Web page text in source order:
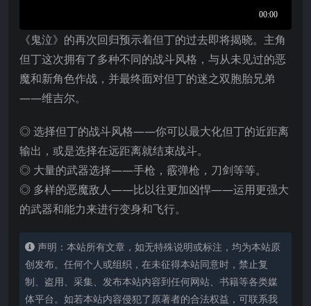
《鬼泣》的再次回归预示着但丁的过去即将揭晓。主角
但丁这次拥有了多种不同的战斗风格，与从未见过的恶
魔和新角色作战，并最终面对但丁的迷之双胞胎兄弟
——维吉尔。
◎ 选择但丁的战斗风格——你可以最大化但丁的近距离
输出，或是选择在远距离就结束战斗。
◎ 大量的武器选择——手枪，霰弹枪，刀剑等等。
◎ 多样的恶魔敌人——比以往更加凶悍——运用更强大
的武器和能力来进行变身和飞行。
声明：本站所有文章，如无特殊说明或标注，均为本站原
创发布。任何个人或组织，在未征得本站同意时，禁止复
制、盗用、采集、发布本站内容到任何网站、书籍等各类媒
体平台。如若本站内容侵犯了原著者的合法权益，可联系我